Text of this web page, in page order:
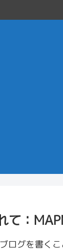
て：
ログを書くこ